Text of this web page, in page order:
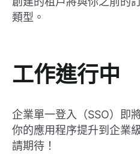
類型。
工作進行中
企業單一登入（SSO）即
你的應用程序提升到企業
請期待！